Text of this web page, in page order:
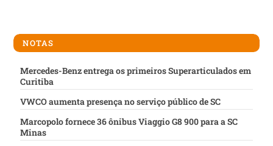
NOTAS
Mercedes-Benz entrega os primeiros Superarticulados em
Curitiba
VWCO aumenta presença no serviço público de SC
Marcopolo fornece 36 ônibus Viaggio G8 900 para a SC
Minas